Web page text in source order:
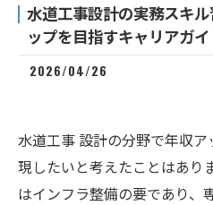
水道工事設計の実務スキ
ップを目指すキャリアガイ
2026/04/26
水道工事 設計の分野で年収
現したいと考えたことはあり
はインフラ整備の要であり、